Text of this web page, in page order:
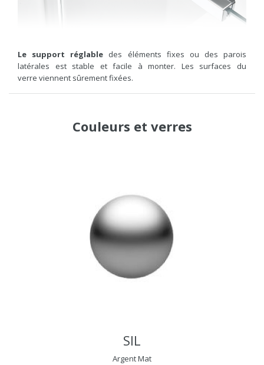
Le support réglable des éléments fixes ou des parois
latérales est stable et facile à monter. Les surfaces du
verre viennent sûrement fixées.
Couleurs et verres
SIL
Argent Mat